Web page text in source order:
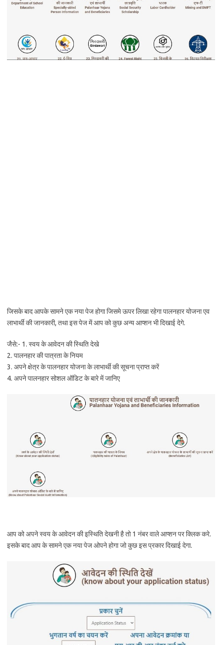
जिसके बाद आपके सामने एक नया पेज होगा जिसमे ऊपर लिखा रहेगा पालनहार योजना एव
लाभार्थी की जानकारी, तथा इस पेज में आप को कुछ अन्य आप्शन भी दिखाई देगे.
जैसे:- 1. स्वय के आवेदन की स्थिति देखे
2. पालनहार की पात्रता के नियम
3. अपने क्षेत्र के पालनहार योजना के लाभार्थी की सूचना प्राप्त करें
4. अपने पालनहार सोशल ऑडिट के बारे में जानिए
आप को अपने स्वय के आवेदन की इस्थिति देखनी है तो 1 नंबर वाले आप्शन पर क्लिक करे.
इसके बाद आप के सामने एक नया पेज ओपने होगा जो कुछ इस प्रकार दिखाई देगा.